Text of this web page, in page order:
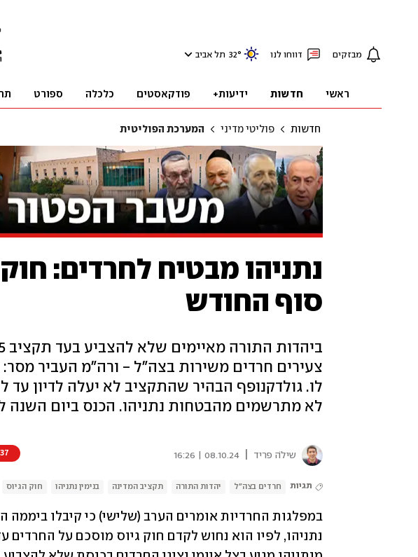
מבזקים דווחו לנו 32° תל אביב
ראשי חדשות ידיעות+ פודקאסטים כלכלה ספורט
חדשות פוליטי מדיני המערכת הפוליטית
נתניהו מבטיח לחרדים:
סוף החודש
צעירים חרדים משירות בצה"ל - ורה"מ העביר
לו. גולדקנופף הבהיר שהתקציב לא יעלה לדיון עד
לא מתרשמים מהבטחות נתניהו. הכנס ביום השנה
שילֹה פריד 08.10.24 | 16:26
237
תגיות חרדים בצה"ל יהדות התורה תקציב המדינה בנימין נתניהו חוק הגיוס